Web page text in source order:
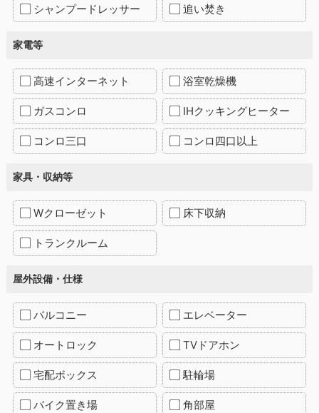
シャンプードレッサー 追い焚き
家電等
高速インターネット 浴室乾燥機
ガスコンロ IHクッキングヒーター
コンロ三口 コンロ四口以上
家具・収納等
Wクローゼット 床下収納
トランクルーム
屋外設備・仕様
バルコニー エレベーター
オートロック TVドアホン
宅配ボックス 駐輪場
バイク置き場 角部屋